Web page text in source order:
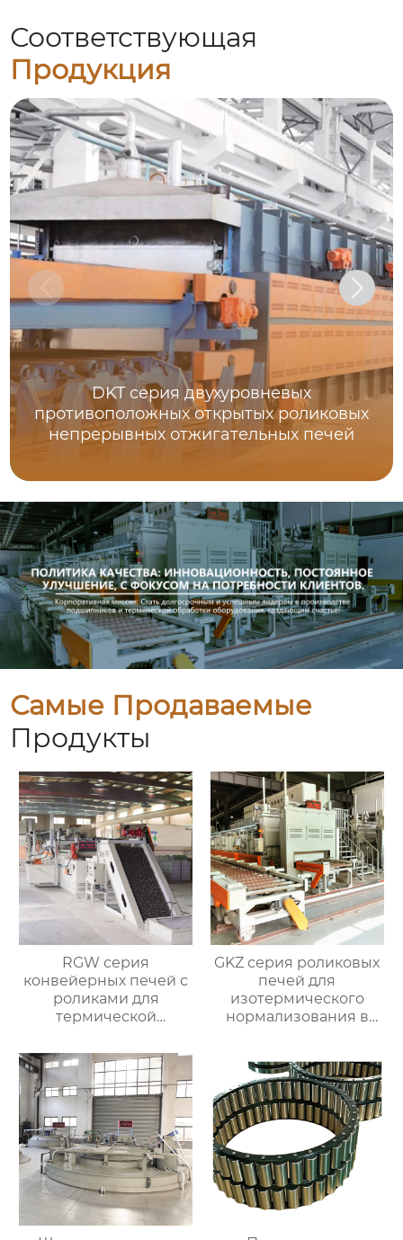
Соответствующая
Продукция
DKT серия двухуровневых
противоположных открытых роликовых
непрерывных отжигательных печей
Самые Продаваемые
Продукты
RGW серия
конвейерных печей с
роликами для
термической
GKZ серия роликовых
печей для
изотермического
нормализования в